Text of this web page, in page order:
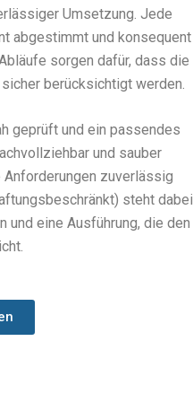
Umsetzung. Jede
abgestimmt und konsequent
sorgen dafür, dass die
berücksichtigt werden.
geprüft und ein passendes
und sauber
zuverlässig
steht dabei
und eine Ausführung, die den